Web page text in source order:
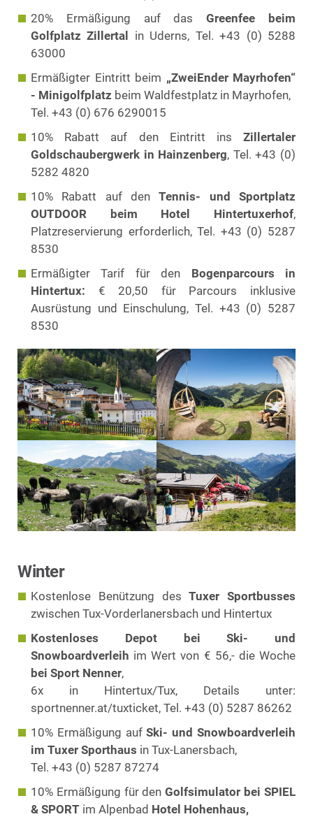
20% Ermäßigung auf dasGreenfee beim
Golfplatz Zillertal
in Uderns, Tel. +43 (0) 5288
63000
Ermäßigter Eintritt beim „ZweiEnder Mayrhofen“
- Minigolfplatz beim Waldfestplatz in Mayrhofen,
Tel. +43 (0) 676 6290015
10% Rabatt auf den Eintritt ins Zillertaler
Goldschaubergwerk in Hainzenberg, Tel. +43 (0)
5282 4820
10% Rabatt auf denTennis- und Sportplatz
OUTDOOR beim Hotel Hintertuxerhof,
Platzreservierung erforderlich, Tel. +43 (0) 5287
8530
Ermäßigter Tarif für den Bogenparcours in
Hintertux: € 20,50 für Parcours inklusive
Ausrüstung und Einschulung, Tel. +43 (0) 5287
8530
Winter
Kostenlose Benützung desTuxer Sportbusses
zwischen Tux-Vorderlanersbach und Hintertux
Kostenloses Depot bei Ski- und
Snowboardverleih im Wert von € 56,- die Woche
bei Sport Nenner,
6x in Hintertux/Tux, Details unter:
sportnenner.at/tuxticket, Tel. +43 (0) 5287 86262
10% Ermäßigung aufSki- und Snowboardverleih
im Tuxer Sporthaus in Tux-Lanersbach,
Tel. +43 (0) 5287 87274
10% Ermäßigung für denGolfsimulator bei SPIEL
& SPORT im Alpenbad Hotel Hohenhaus,